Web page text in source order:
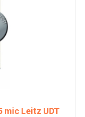
mic Leitz UDT